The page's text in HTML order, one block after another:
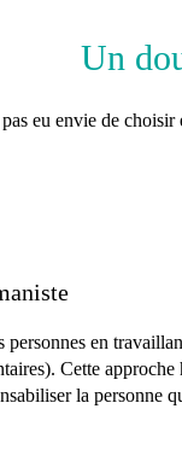
Un
eu envie de
en
Cette approche
la personne